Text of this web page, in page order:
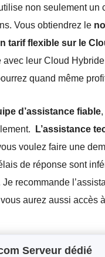
non seulement un
Vous obtiendrez le
tarif flexible sur le
avec leur Cloud
quand même
d’assistance fiable
L’assistance
voulez faire une
de réponse sont
recommande
aurez aussi accès
Serveur dédié